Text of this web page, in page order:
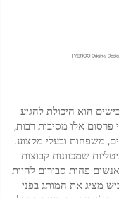
הוא היכולת להגיע
אלו מסיבות רבות,
משפחות ובעלי מקצוע.
שמכוונות קבוצות
פחות סבירים להיות
מציג את המותג בפני